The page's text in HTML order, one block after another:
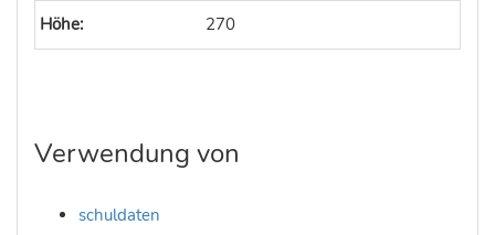
Höhe: 270
Verwendung von
schuldaten